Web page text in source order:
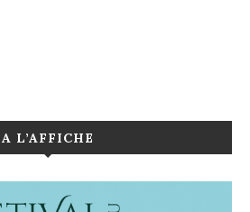
A L’AFFICHE